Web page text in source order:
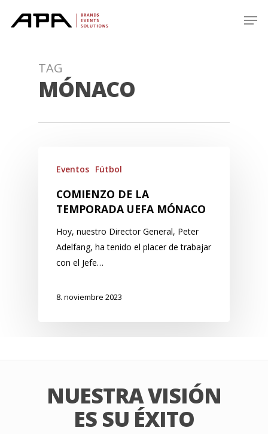
TAG
MÓNACO
Eventos Fútbol
COMIENZO DE LA
TEMPORADA UEFA MÓNACO
Hoy, nuestro Director General, Peter
Adelfang, ha tenido el placer de trabajar
con el Jefe…
8. noviembre 2023
NUESTRA VISIÓN
ES SU ÉXITO